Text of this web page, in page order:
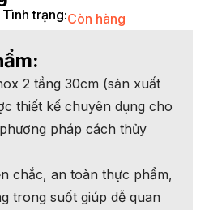
Tình trạng:Còn hàng
2 tầng 30cm (sản xuất
thiết kế chuyên dụng cho
pháp cách thủy
chắc, an toàn thực phẩm,
trong suốt giúp dễ quan